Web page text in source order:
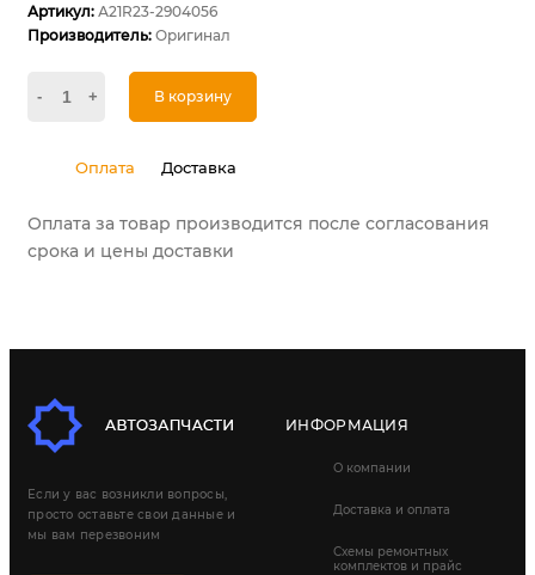
Артикул: А21R23-2904056
Производитель: Оригинал
- + В корзину
Оплата Доставка
Оплата за товар производится после согласования
срока и цены доставки
Если у вас возникли вопросы,
просто оставьте свои данные и
мы вам перезвоним
ИНФОРМАЦИЯ
О компании
Доставка и оплата
Схемы ремонтных
комплектов и прайс